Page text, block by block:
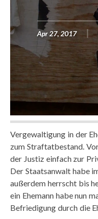
Apr 27, 2017
Vergewaltigung in der
zum Straftatbestand.
der Justiz einfach zur
Der Staatsanwalt habe
außerdem herrscht bis
ein Ehemann habe nun
Befriedigung durch die